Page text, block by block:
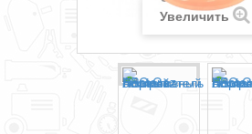
Увеличить